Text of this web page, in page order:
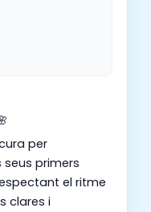
per
primers
el ritme
clares i